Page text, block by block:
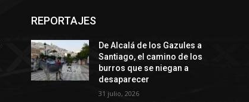
REPORTAJES
De Alcalá de los Gazules a
Santiago, el camino de los
burros que se niegan a
desaparecer
31 julio, 2026